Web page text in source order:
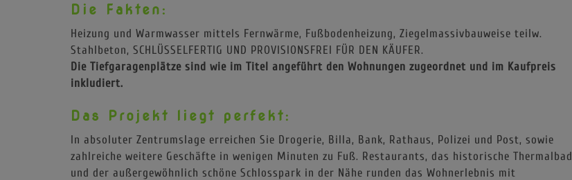
Die Fakten:
Heizung und Warmwasser mittels Fernwärme, Fußbodenheizung, Ziegelmassivbauweise teilw.
Stahlbeton, SCHLÜSSELFERTIG UND PROVISIONSFREI FÜR DEN KÄUFER.
Die Tiefgaragenplätze sind wie im Titel angeführt den Wohnungen zugeordnet und im Kaufpreis
inkludiert.
Das Projekt liegt perfekt:
In absoluter Zentrumslage erreichen Sie Drogerie, Billa, Bank, Rathaus, Polizei und Post, sowie
zahlreiche weitere Geschäfte in wenigen Minuten zu Fuß. Restaurants, das historische Thermalbad
und der außergewöhnlich schöne Schlosspark in der Nähe runden das Wohnerlebnis mit